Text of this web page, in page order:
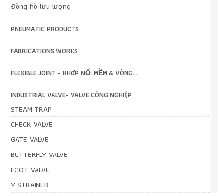
Đồng hồ lưu lượng
PNEUMATIC PRODUCTS
FABRICATIONS WORKS
FLEXIBLE JOINT - KHỚP NỐI MỀM & VÒNG...
INDUSTRIAL VALVE- VALVE CÔNG NGHIỆP
STEAM TRAP
CHECK VALVE
GATE VALVE
BUTTERFLY VALVE
FOOT VALVE
Y STRAINER